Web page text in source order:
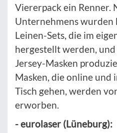
Viererpack ein Renner.
Unternehmens wurden
Leinen-Sets, die im
hergestellt werden,
Jersey-Masken
Masken, die online und
Tisch gehen, werden
erworben.
- eurolaser (Lüneburg):